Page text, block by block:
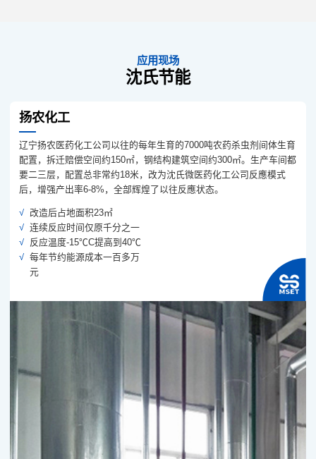
应用现场
沈氏节能
扬农化工
辽宁扬农医药化工公司以往的每年生育的7000吨农药杀虫剂间体生育
配置，拆迁赔偿空间约150㎡，钢结构建筑空间约300㎡。生产车间都
要二三层，配置总非常约18米，改为沈氏微医药化工公司反應模式
后，增强产出率6-8%，全部辉煌了以往反應状态。
改造后占地面积23㎡
连续反应时间仅原千分之一
反应温度-15℃C提高到40℃
每年节约能源成本一百多万
元